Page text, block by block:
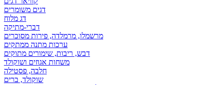
דגים משומרים
דג מלוח
דברי-מתיקה
מרשמלו, מרמלדה, פירות מסוכרים
ערכות מתנה ממתקים
דבש, ריבות, שימורים מתוקים
משחות אגוזים ושוקולד
חלבה, פסטילה
שוקולד, ברים